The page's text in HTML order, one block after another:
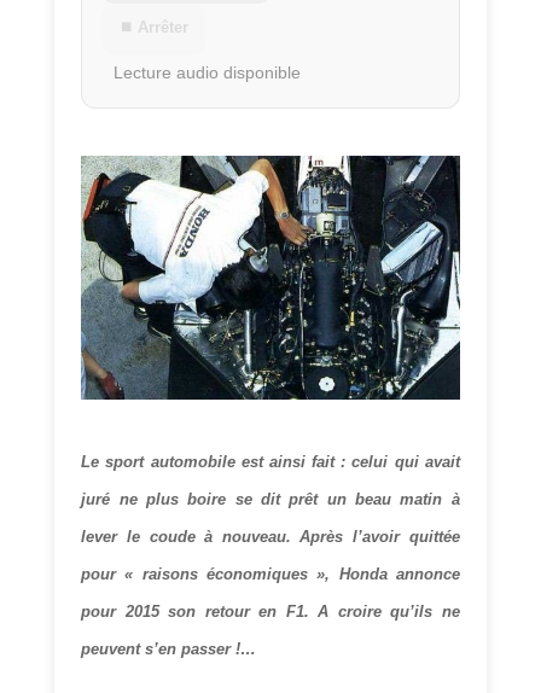
⏹ Arrêter
Lecture audio disponible
Le sport automobile est ainsi fait : celui qui avait
juré ne plus boire se dit prêt un beau matin à
lever le coude à nouveau. Après l’avoir quittée
pour « raisons économiques », Honda annonce
pour 2015 son retour en F1. A croire qu’ils ne
peuvent s’en passer !…